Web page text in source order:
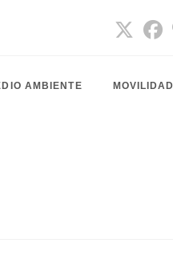
AMBIENTE MOVILIDAD